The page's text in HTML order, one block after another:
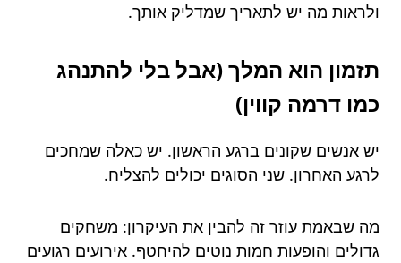
ולראות מה יש לתאריך שמדליק אותך.
תזמון הוא המלך (אבל בלי להתנהג
כמו דרמה קווין)
יש אנשים שקונים ברגע הראשון. יש כאלה שמחכים
לרגע האחרון. שני הסוגים יכולים להצליח.
מה שבאמת עוזר זה להבין את העיקרון: משחקים
גדולים והופעות חמות נוטים להיחטף. אירועים רגועים